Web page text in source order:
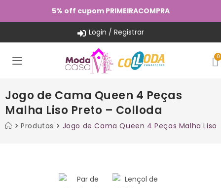
5% off cupom PRIMEIRACOMPRA
Login / Registrar
Jogo de Cama Queen 4 Peças
Malha Liso Preto – Colloda
Produtos Jogo de Cama Queen 4 Peças Malha Liso